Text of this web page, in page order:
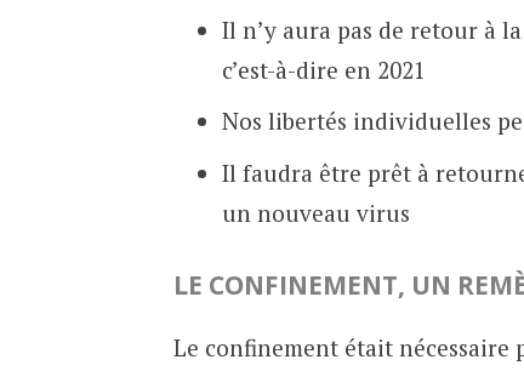
Il n’y aura pas de retour à
c’est-à-dire en 2021
Nos libertés individuelles
Il faudra être prêt à
un nouveau virus
LE CONFINEMENT, UN
Le confinement était nécessaire